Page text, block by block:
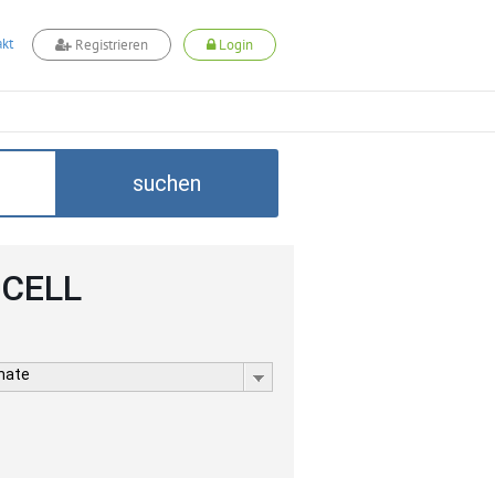
Registrieren Login
suchen